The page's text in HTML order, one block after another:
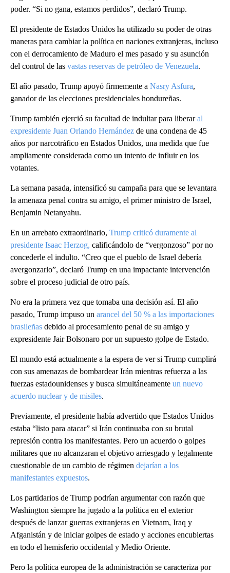
poder. “Si no gana, estamos perdidos”, declaró Trump.
El presidente de Estados Unidos ha utilizado su poder de otras
maneras para cambiar la política en naciones extranjeras, incluso
con el derrocamiento de Maduro el mes pasado y su asunción
del control de las vastas reservas de petróleo de Venezuela.
El año pasado, Trump apoyó firmemente a Nasry Asfura,
ganador de las elecciones presidenciales hondureñas.
Trump también ejerció su facultad de indultar para liberaral
expresidente Juan Orlando Hernández de una condena de 45
años por narcotráfico en Estados Unidos, una medida que fue
ampliamente considerada como un intento de influir en los
votantes.
La semana pasada, intensificó su campaña para que se levantara
la amenaza penal contra su amigo, el primer ministro de Israel,
Benjamin Netanyahu.
En un arrebato extraordinario, Trump criticó duramente al
presidente Isaac Herzog, calificándolo de “vergonzoso” por no
concederle el indulto. “Creo que el pueblo de Israel debería
avergonzarlo”, declaró Trump en una impactante intervención
sobre el proceso judicial de otro país.
No era la primera vez que tomaba una decisión así. El año
pasado, Trump impuso un arancel del 50 % a las importaciones
brasileñas debido al procesamiento penal de su amigo y
expresidente Jair Bolsonaro por un supuesto golpe de Estado.
El mundo está actualmente a la espera de ver si Trump cumplirá
con sus amenazas de bombardear Irán mientras refuerza a las
fuerzas estadounidenses y busca simultáneamente un nuevo
acuerdo nuclear y de misiles.
Previamente, el presidente había advertido que Estados Unidos
estaba “listo para atacar” si Irán continuaba con su brutal
represión contra los manifestantes. Pero un acuerdo o golpes
militares que no alcanzaran el objetivo arriesgado y legalmente
cuestionable de un cambio de régimen dejarían a los
manifestantes expuestos.
Los partidarios de Trump podrían argumentar con razón que
Washington siempre ha jugado a la política en el exterior
después de lanzar guerras extranjeras en Vietnam, Iraq y
Afganistán y de iniciar golpes de estado y acciones encubiertas
en todo el hemisferio occidental y Medio Oriente.
Pero la política europea de la administración se caracteriza por